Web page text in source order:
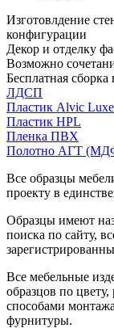
Изготовлдение
конфигурации
Декор и отделку
Возможно
Бесплатная
ЛДСП
Пластик Alvic Luxe
Пластик HPL
Пленка ПВХ
Полотно АГТ
Все образцы
проекту в
Образцы имеют
поиска по сайту,
Все мебельные
образцов по
способами
фурнитуры.